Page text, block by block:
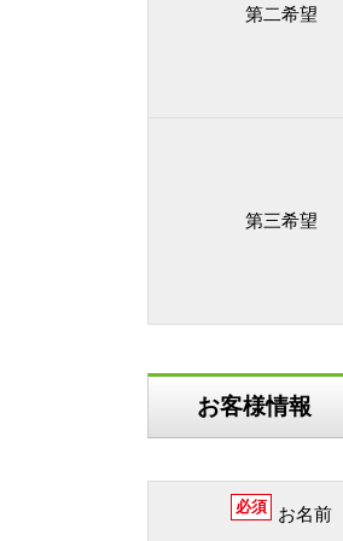
第二希望
第三希望
お客様情報
必須 お名前